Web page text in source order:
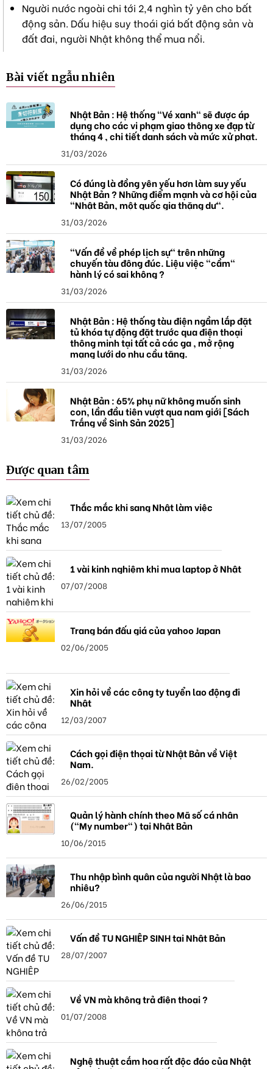
Người nước ngoài chi tới 2,4 nghìn tỷ yên cho bất
động sản. Dấu hiệu suy thoái giá bất động sản và
đất đai, người Nhật không thể mua nổi.
Bài viết ngẫu nhiên
Nhật Bản : Hệ thống "Vé xanh" sẽ được áp
dụng cho các vi phạm giao thông xe đạp từ
tháng 4 , chi tiết danh sách và mức xử phạt.
31/03/2026
Có đúng là đồng yên yếu hơn làm suy yếu
Nhật Bản ? Những điểm mạnh và cơ hội của
"Nhật Bản, một quốc gia thặng dư".
31/03/2026
"Vấn đề về phép lịch sự" trên những
chuyến tàu đông đúc. Liệu việc "cầm"
hành lý có sai không ?
31/03/2026
Nhật Bản : Hệ thống tàu điện ngầm lắp đặt
tủ khóa tự động đặt trước qua điện thoại
thông minh tại tất cả các ga , mở rộng
mạng lưới do nhu cầu tăng.
31/03/2026
Nhật Bản : 65% phụ nữ không muốn sinh
con, lần đầu tiên vượt qua nam giới [Sách
Trắng về Sinh Sản 2025]
31/03/2026
Được quan tâm
Thắc mắc khi sang Nhật làm việc
13/07/2005
1 vài kinh nghiệm khi mua laptop ở Nhật
07/07/2008
Trang bán đấu giá của yahoo Japan
02/06/2005
Xin hỏi về các công ty tuyển lao động đi
Nhật
12/03/2007
Cách gọi điện thọai từ Nhật Bản về Việt
Nam.
26/02/2005
Quản lý hành chính theo Mã số cá nhân
("My number") tại Nhật Bản
10/06/2015
Thu nhập bình quân của người Nhật là bao
nhiêu?
26/06/2015
Vấn đề TU NGHIỆP SINH tại Nhật Bản
28/07/2007
Về VN mà không trả điện thoại ?
01/07/2008
Nghệ thuật cắm hoa rất độc đáo của Nhật